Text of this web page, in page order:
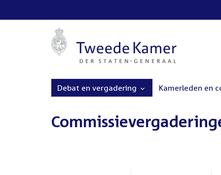
Debat en vergadering Kamerleden en